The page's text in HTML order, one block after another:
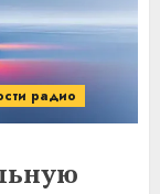
радио